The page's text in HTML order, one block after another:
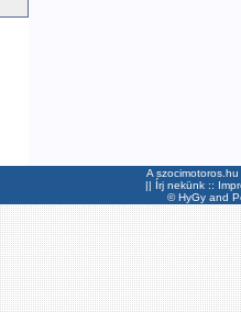
A
|| Írj nekünk ::
©HyGyand